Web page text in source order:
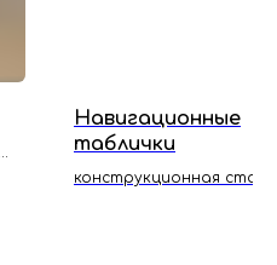
Навигационные
таблички
конструкционная